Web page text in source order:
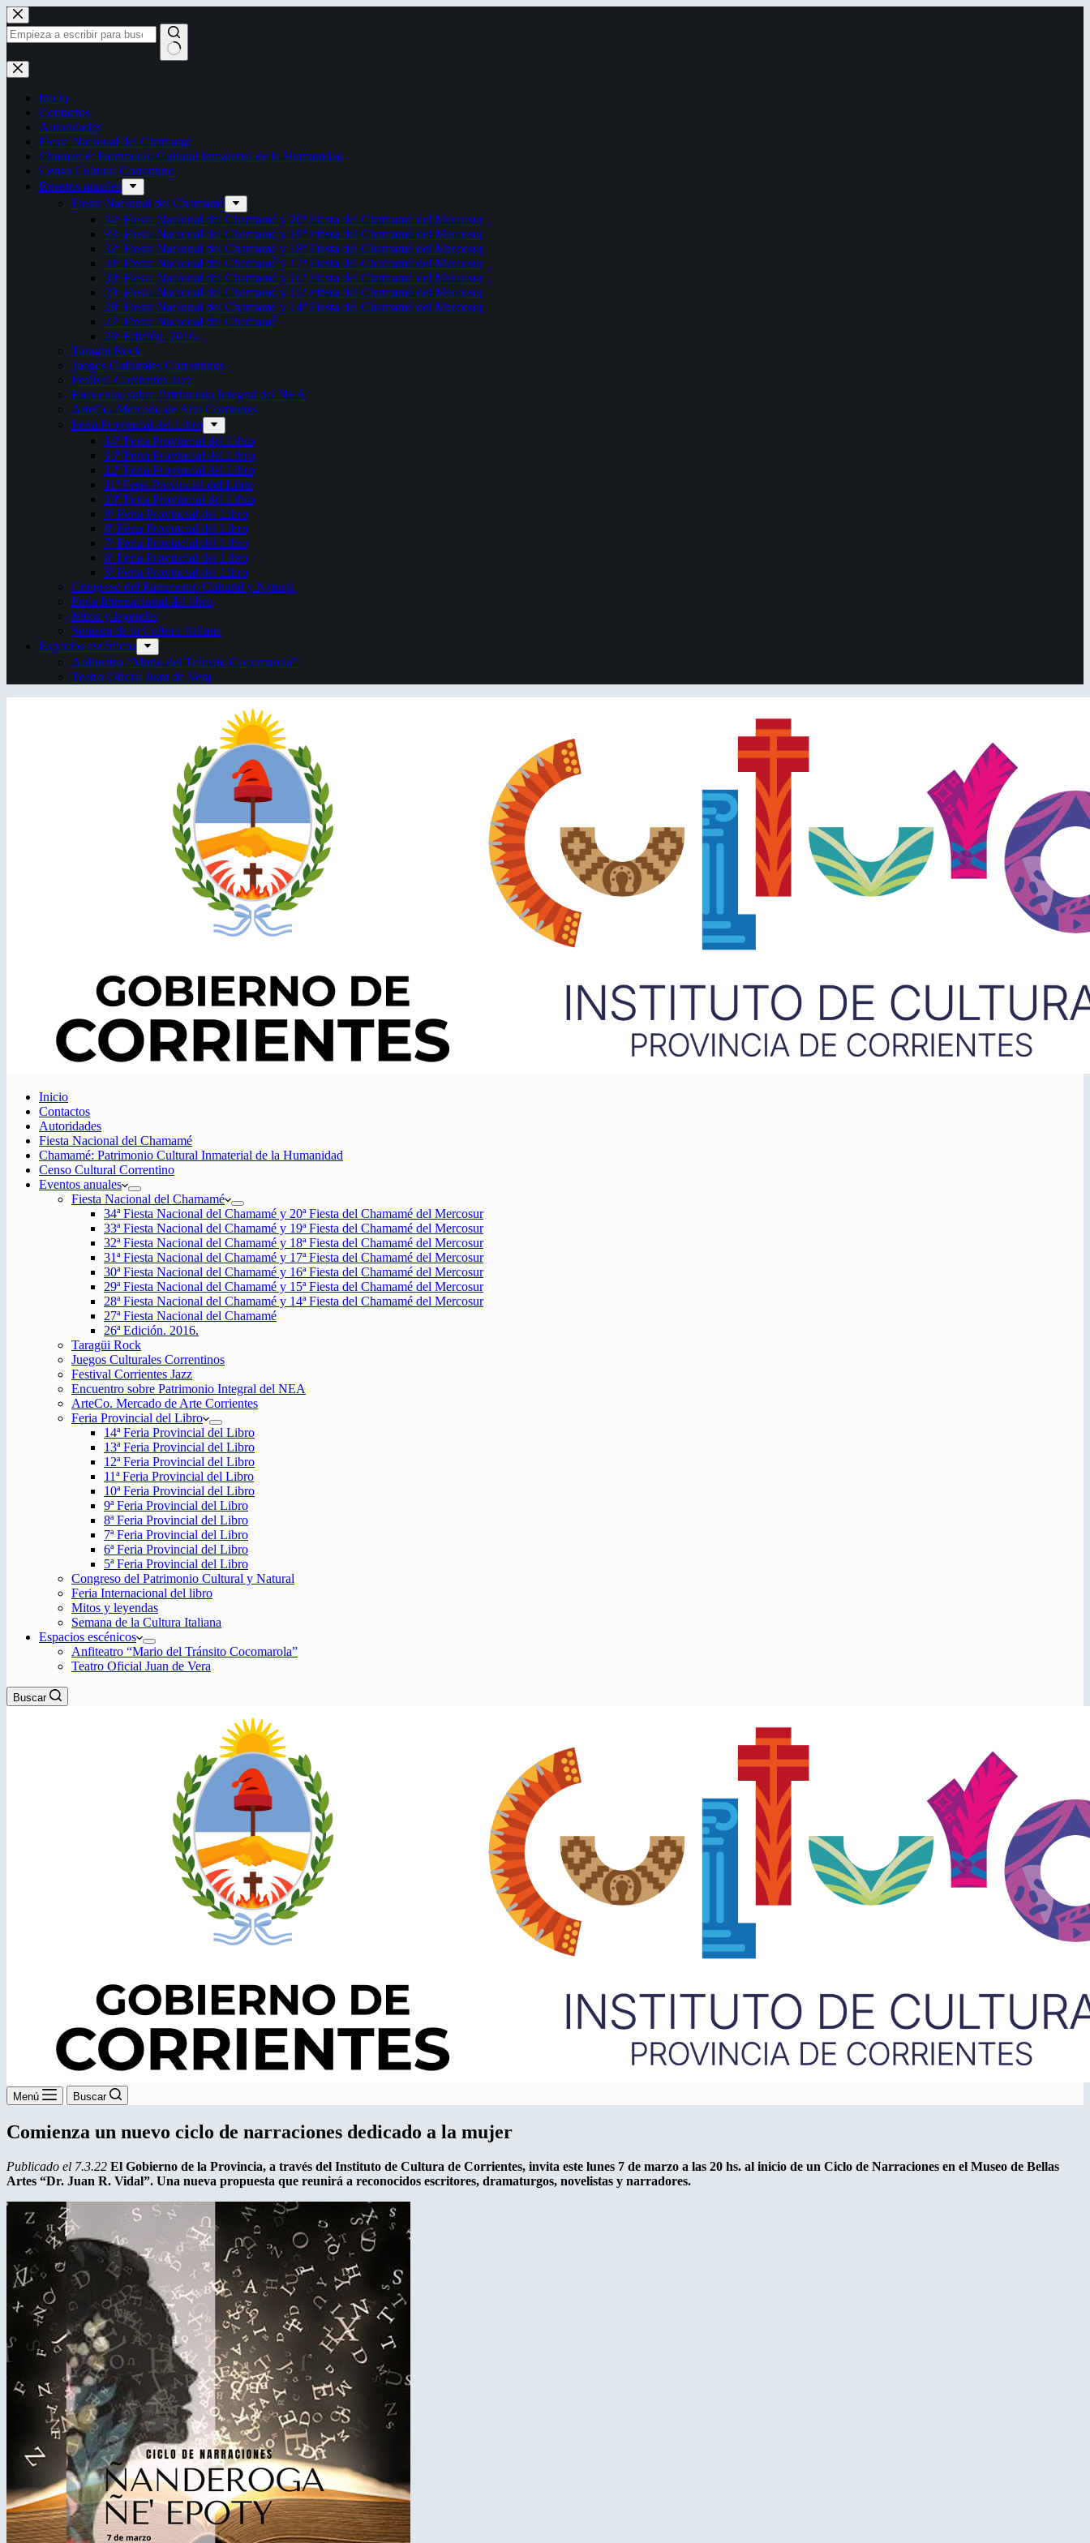
Saltar
al
contenido
Sin
resultados
Inicio
Contactos
Autoridades
Fiesta Nacional del Chamamé
Chamamé: Patrimonio Cultural Inmaterial de la Humanidad
Censo Cultural Correntino
Eventos anuales
Fiesta Nacional del Chamamé
34ª Fiesta Nacional del Chamamé y 20ª Fiesta del Chamamé del Mercosur
33ª Fiesta Nacional del Chamamé y 19ª Fiesta del Chamamé del Mercosur
32ª Fiesta Nacional del Chamamé y 18ª Fiesta del Chamamé del Mercosur
31ª Fiesta Nacional del Chamamé y 17ª Fiesta del Chamamé del Mercosur
30ª Fiesta Nacional del Chamamé y 16ª Fiesta del Chamamé del Mercosur
29ª Fiesta Nacional del Chamamé y 15ª Fiesta del Chamamé del Mercosur
28ª Fiesta Nacional del Chamamé y 14ª Fiesta del Chamamé del Mercosur
27ª Fiesta Nacional del Chamamé
26ª Edición. 2016.
Taragüi Rock
Juegos Culturales Correntinos
Festival Corrientes Jazz
Encuentro sobre Patrimonio Integral del NEA
ArteCo. Mercado de Arte Corrientes
Feria Provincial del Libro
14ª Feria Provincial del Libro
13ª Feria Provincial del Libro
12ª Feria Provincial del Libro
11ª Feria Provincial del Libro
10ª Feria Provincial del Libro
9ª Feria Provincial del Libro
8ª Feria Provincial del Libro
7ª Feria Provincial del Libro
6ª Feria Provincial del Libro
5ª Feria Provincial del Libro
Congreso del Patrimonio Cultural y Natural
Feria Internacional del libro
Mitos y leyendas
Semana de la Cultura Italiana
Espacios escénicos
Anfiteatro “Mario del Tránsito Cocomarola”
Teatro Oficial Juan de Vera
Inicio
Contactos
Autoridades
Fiesta Nacional del Chamamé
Chamamé: Patrimonio Cultural Inmaterial de la Humanidad
Censo Cultural Correntino
Eventos anuales
Fiesta Nacional del Chamamé
34ª Fiesta Nacional del Chamamé y 20ª Fiesta del Chamamé del Mercosur
33ª Fiesta Nacional del Chamamé y 19ª Fiesta del Chamamé del Mercosur
32ª Fiesta Nacional del Chamamé y 18ª Fiesta del Chamamé del Mercosur
31ª Fiesta Nacional del Chamamé y 17ª Fiesta del Chamamé del Mercosur
30ª Fiesta Nacional del Chamamé y 16ª Fiesta del Chamamé del Mercosur
29ª Fiesta Nacional del Chamamé y 15ª Fiesta del Chamamé del Mercosur
28ª Fiesta Nacional del Chamamé y 14ª Fiesta del Chamamé del Mercosur
27ª Fiesta Nacional del Chamamé
26ª Edición. 2016.
Taragüi Rock
Juegos Culturales Correntinos
Festival Corrientes Jazz
Encuentro sobre Patrimonio Integral del NEA
ArteCo. Mercado de Arte Corrientes
Feria Provincial del Libro
14ª Feria Provincial del Libro
13ª Feria Provincial del Libro
12ª Feria Provincial del Libro
11ª Feria Provincial del Libro
10ª Feria Provincial del Libro
9ª Feria Provincial del Libro
8ª Feria Provincial del Libro
7ª Feria Provincial del Libro
6ª Feria Provincial del Libro
5ª Feria Provincial del Libro
Congreso del Patrimonio Cultural y Natural
Feria Internacional del libro
Mitos y leyendas
Semana de la Cultura Italiana
Espacios escénicos
Anfiteatro “Mario del Tránsito Cocomarola”
Teatro Oficial Juan de Vera
Buscar
Menú Buscar
Comienza un nuevo ciclo de narraciones dedicado a la mujer
Publicado el 7.3.22 El Gobierno de la Provincia, a través del Instituto de Cultura de Corrientes, invita este lunes 7 de marzo a las 20 hs. al inicio de un Ciclo de Narraciones en el Museo de Bellas
Artes “Dr. Juan R. Vidal”. Una nueva propuesta que reunirá a reconocidos escritores, dramaturgos, novelistas y narradores.